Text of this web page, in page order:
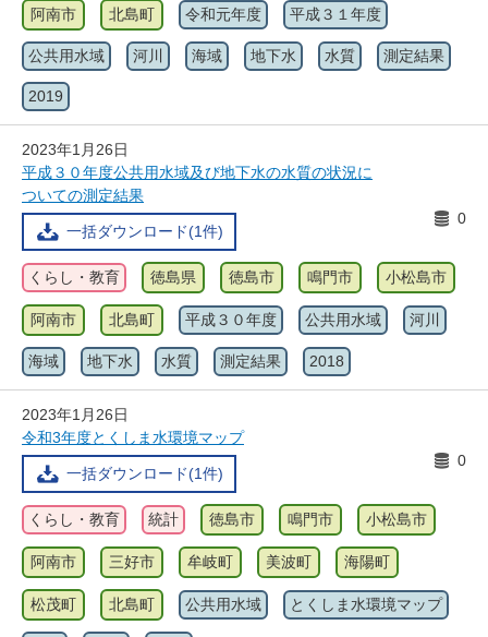
阿南市 北島町 令和元年度 平成３１年度
公共用水域 河川 海域 地下水 水質 測定結果
2019
2023年1月26日
平成３０年度公共用水域及び地下水の水質の状況に
ついての測定結果
一括ダウンロード(1件)
0
くらし・教育 徳島県 徳島市 鳴門市 小松島市
阿南市 北島町 平成３０年度 公共用水域 河川
海域 地下水 水質 測定結果 2018
2023年1月26日
令和3年度とくしま水環境マップ
一括ダウンロード(1件)
0
くらし・教育 統計 徳島市 鳴門市 小松島市
阿南市 三好市 牟岐町 美波町 海陽町
松茂町 北島町 公共用水域 とくしま水環境マップ